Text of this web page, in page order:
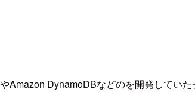
DynamoDBなどのを開発してい